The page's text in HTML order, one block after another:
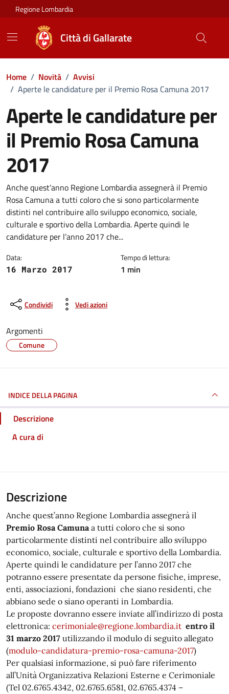
Vai ai contenuti
Vai al footer
Regione Lombardia
Città di Gallarate
Home / Novità / Avvisi
/ Aperte le candidature per il Premio Rosa Camuna 2017
Aperte le candidature per
il Premio Rosa Camuna
2017
Dettagli della notizia
Anche quest’anno Regione Lombardia assegnerà il Premio
Rosa Camuna a tutti coloro che si sono particolarmente
distinti nel contribuire allo sviluppo economico, sociale,
culturale e sportivo della Lombardia. Aperte quindi le
candidature per l’anno 2017 che...
Data:
16 Marzo 2017
Tempo di lettura:
1 min
Condividi Vedi azioni
Argomenti
Comune
INDICE DELLA PAGINA
Descrizione
A cura di
Descrizione
Anche quest’anno Regione Lombardia assegnerà il
Premio Rosa Camunaa tutti coloro che si sono
particolarmente distinti nel contribuire allo sviluppo
economico, sociale, culturale e sportivo della Lombardia.
Aperte quindi le candidature per l’anno 2017 che
potranno essere presentate da persone fisiche, imprese,
enti, associazioni, fondazioni che siano residenti, che
abbiano sede o siano operanti in Lombardia.
Le proposte dovranno essere inviate all’indirizzo di posta
elettronica: cerimoniale@regione.lombardia.it entro il
31 marzo 2017 utilizzando il modulo di seguito allegato
(modulo-candidatura-premio-rosa-camuna-2017)
Per qualsiasi informazione, si può fare riferimento
all’Unità Organizzativa Relazioni Esterne e Cerimoniale
(Tel 02.6765.4342, 02.6765.6581, 02.6765.4374 –